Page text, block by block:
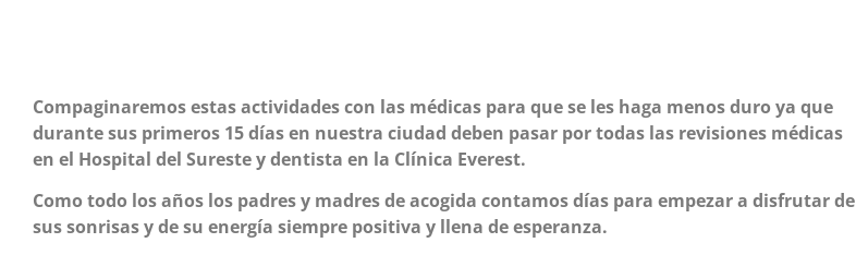
Compaginaremos estas actividades con las médicas para que se les haga menos duro ya que
durante sus primeros 15 días en nuestra ciudad deben pasar por todas las revisiones médicas
en el Hospital del Sureste y dentista en la Clínica Everest.
Como todo los años los padres y madres de acogida contamos días para empezar a disfrutar de
sus sonrisas y de su energía siempre positiva y llena de esperanza.